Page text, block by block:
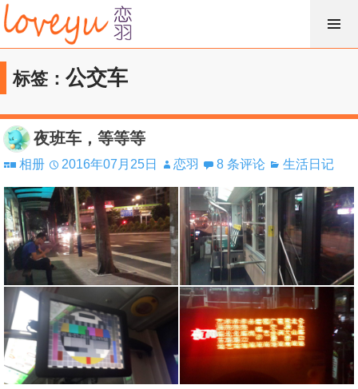
跳
过
内
容标签： 公交车
夜班车，等等等
相册 2016年07月25日 恋羽 8 条评论 生活日记